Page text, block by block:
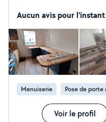
dalle pvc parquet
rénovation. Carrelage
rénovation terrasse
avec décennale.
Aucun avis pour l'instant
Menuiserie Pose de
Voir le profil